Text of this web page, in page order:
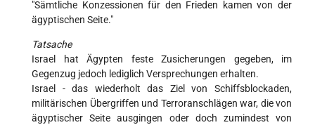
"Sämtliche Konzessionen für den Frieden kamen von der
ägyptischen Seite."
Tatsache
Israel hat Ägypten feste Zusicherungen gegeben, im
Gegenzug jedoch lediglich Versprechungen erhalten.
Israel - das wiederholt das Ziel von Schiffsblockaden,
militärischen Übergriffen und Terroranschlägen war, die von
ägyptischer Seite ausgingen oder doch zumindest von